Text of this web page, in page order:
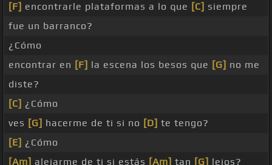
[F] encontrarle plataformas a lo que [C] siempre
fue un barranco?
¿Cómo
encontrar en [F] la escena los besos que [G] no me
diste?
[C] ¿Cómo
ves [G] hacerme de ti si no [D] te tengo?
[E] ¿Cómo
[Am] alejarme de ti si estás [Am] tan [G] lejos?